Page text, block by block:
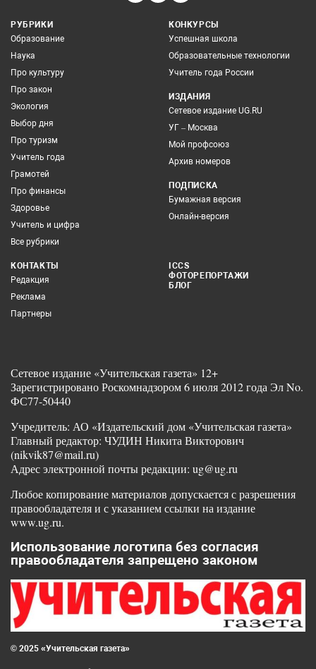
РУБРИКИ
Образование
Наука
Про культуру
Про закон
Экология
Выбор дня
Про туризм
Учитель года
Грамотей
Про финансы
Здоровье
Учитель и цифра
Все рубрики
КОНКУРСЫ
Успешная школа
Образовательные технологии
Учитель года России
ИЗДАНИЯ
Сетевое издание UG.RU
УГ – Москва
Мой профсоюз
Архив номеров
ПОДПИСКА
Бумажная версия
Онлайн-версия
КОНТАКТЫ
Редакция
Реклама
Партнеры
ICCS
ФОТОРЕПОРТАЖИ
БЛОГ
Сетевое издание «Учительская газета» 12+
Зарегистрировано Роскомнадзором 6 июля 2012 года Эл No.
ФС77-50440
Учредитель: АО «Издательский дом «Учительская газета»
Главный редактор: ЧУДИН Никита Викторович
(nikvik87@mail.ru)
Адрес электронной почты редакции: ug@ug.ru
Любое копирование материалов допускается с разрешения
правообладателя и с указанием ссылки на издание
www.ug.ru.
Использование логотипа без согласия
правообладателя запрещено законом
© 2025 «Учительская газета»